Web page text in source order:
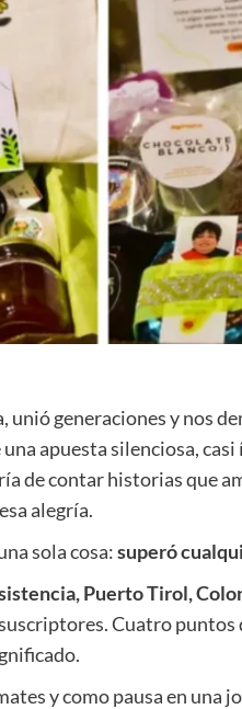
generaciones y nos
apuesta silenciosa, casi
de contar historias que
alegría.
sola cosa:superó
Puerto Tirol,
Cuatro puntos
y como pausa en una